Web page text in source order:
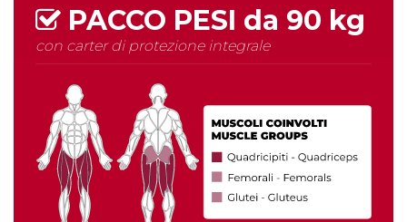
PACCO PESI da 90 kg
con carter di protezione integrale